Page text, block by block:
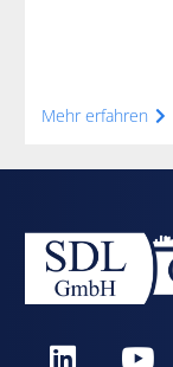
Mehr erfahren